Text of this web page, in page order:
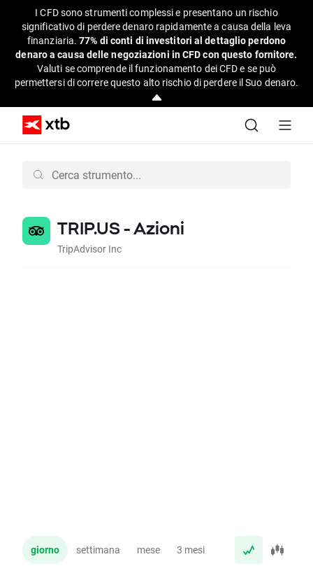
I CFD sono strumenti complessi e presentano un rischio
significativo di perdere denaro rapidamente a causa della leva
finanziaria.77% di conti di investitori al dettaglio perdono
denaro a causa delle negoziazioni in CFD con questo fornitore.
Valuti se comprende il funzionamento dei CFD e se può
permettersi di correre questo alto rischio di perdere il Suo denaro.
TRIP.US - Azioni
TripAdvisor Inc
giorno settimana mese 3 mesi anno